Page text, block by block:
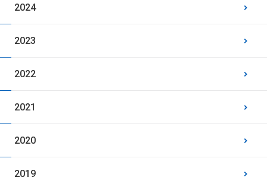
2024
2023
2022
2021
2020
2019